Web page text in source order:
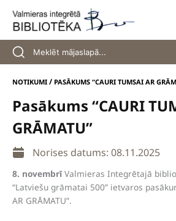
content
NOTIKUMI / PASĀKUMS “CAURI TUMSAI AR
Pasākums “CAURI
GRĀMATU”
Norises datums: 08.11.2025
8. novembrīValmieras Integrētajā
“Latviešu grāmatai 500” ietvaros
AR GRĀMATU”.